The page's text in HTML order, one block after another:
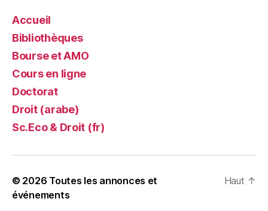
Accueil
Bibliothèques
Bourse et AMO
Cours en ligne
Doctorat
Droit (arabe)
Sc.Eco & Droit (fr)
© 2026 Toutes les annonces et
événements
Haut ↑